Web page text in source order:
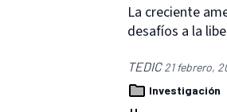
La creciente
desafíos a la
TEDIC21 febrero,
Investigación